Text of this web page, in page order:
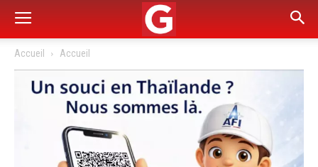
Accueil Accueil